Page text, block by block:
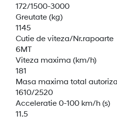
172/1500-3000
Greutate (kg)
1145
Cutie de viteza/Nr.rapoarte
6MT
Viteza maxima (km/h)
181
Masa maxima total
1610/2520
Acceleratie 0-100 km/h (s)
11.5